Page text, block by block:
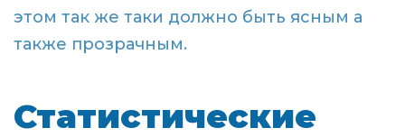
этом так же таки должно быть ясным а
также прозрачным.
Статистические